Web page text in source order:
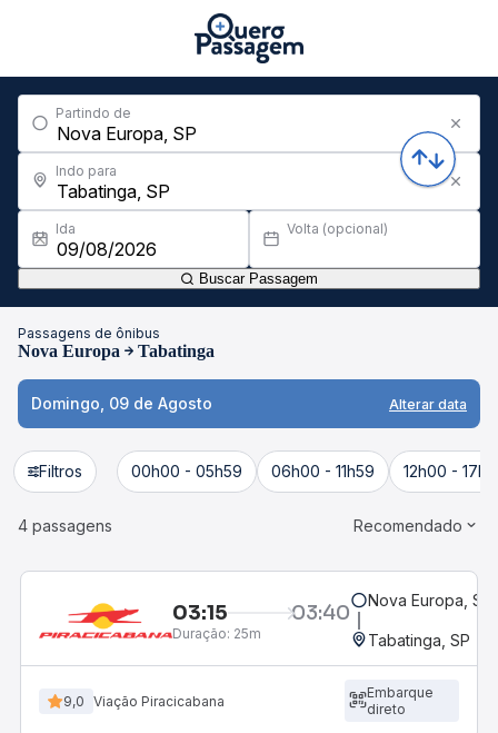
Partindo de
Indo para
Ida Volta (opcional)
Buscar Passagem
Passagens de ônibus
Nova Europa Tabatinga
Domingo, 09 de Agosto Alterar data
Filtros 00h00 - 05h59 06h00 - 11h59 12h00 -
4 passagens Recomendado
03:15 03:40
Duração: 25m
Nova Europa, SP
Tabatinga, SP
9,0 Viação Piracicabana
Embarque
direto